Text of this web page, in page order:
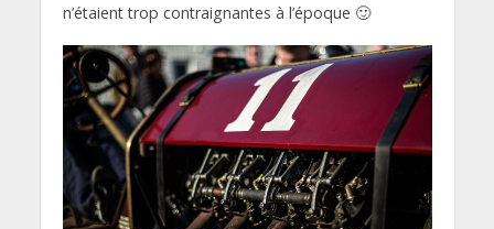
n’étaient trop contraignantes à l’époque 🙂